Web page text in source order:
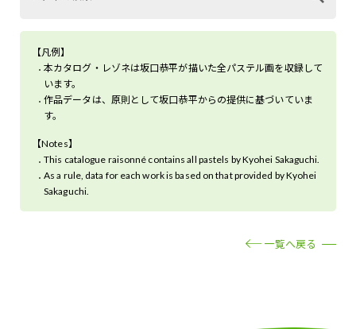
【凡例】
本カタログ・レゾネは坂口恭平が描いた全パステル画を収録して
います。
作品データは、原則として坂口恭平からの提供に基づいていま
す。
【Notes】
This catalogue raisonné contains all pastels by Kyohei Sakaguchi.
As a rule, data for each work is based on that provided by Kyohei
Sakaguchi.
一覧へ戻る